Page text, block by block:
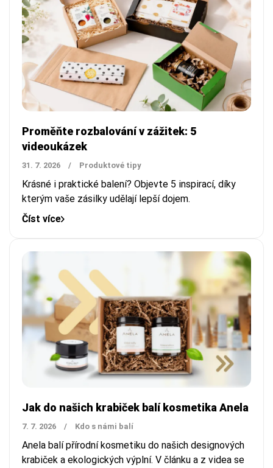
Proměňte rozbalování v zážitek: 5
videoukázek
31. 7. 2026 / Produktové tipy
Krásné i praktické balení? Objevte 5 inspirací, díky
kterým vaše zásilky udělají lepší dojem.
Číst více
Jak do našich krabiček balí kosmetika Anela
7. 7. 2026 / Kdo s námi balí
Anela balí přírodní kosmetiku do našich designových
krabiček a ekologických výplní. V článku a z videa se